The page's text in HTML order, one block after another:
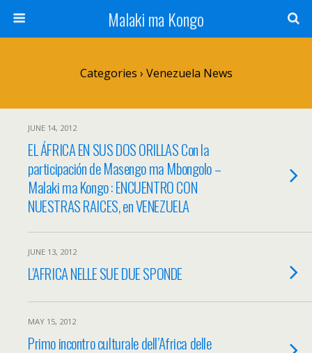
Malaki ma Kongo
Categories › Venezuela News
JUNE 14, 2012
EL ÁFRICA EN SUS DOS ORILLAS Con la
participación de Masengo ma Mbongolo –
Malaki ma Kongo : ENCUENTRO CON
NUESTRAS RAICES, en VENEZUELA
JUNE 13, 2012
L’AFRICA NELLE SUE DUE SPONDE
MAY 15, 2012
Primo incontro culturale dell’Africa delle